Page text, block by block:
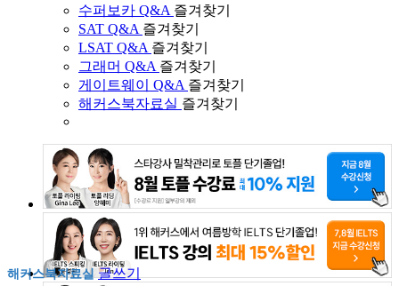
수퍼보카 Q&A 즐겨찾기
SAT Q&A 즐겨찾기
LSAT Q&A 즐겨찾기
그래머 Q&A 즐겨찾기
게이트웨이 Q&A 즐겨찾기
해커스북자료실 즐겨찾기
해커스북자료실 글쓰기